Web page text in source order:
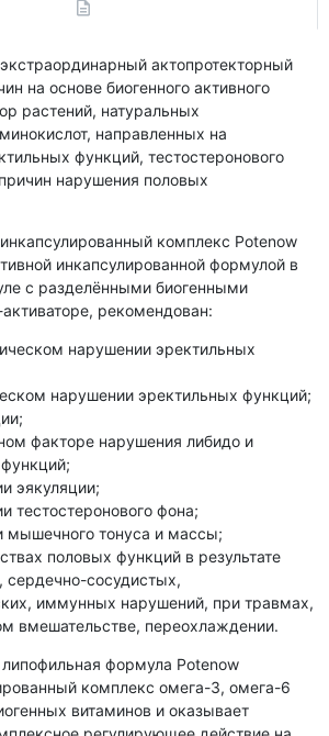
актопротекторный
на основе биогенного активного
растений, натуральных
направленных на
функций, тестостеронового
нарушения половых
комплекс Potenow
инкапсулированной формулой в
с разделёнными биогенными
рекомендован:
нарушении эректильных
нарушении эректильных функций;
факторе нарушения либидо и
эякуляции;
тестостеронового фона;
мышечного тонуса и массы;
половых функций в результате
сердечно-сосудистых,
иммунных нарушений, при травмах,
вмешательстве, переохлаждении.
формула Potenow
комплекс омега-3, омега-6
витаминов и оказывает